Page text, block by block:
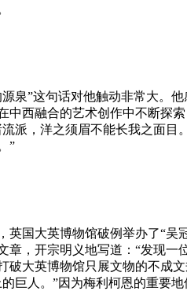
泉”这句话对他触动非常大。
西融合的艺术创作中不断探
派，洋之须眉不能长我之面目
”
国大英博物馆破例举办了“
，开宗明义地写道：“发现一
大英博物馆只展文物的不成
巨人。”因为梅利柯恩的重要